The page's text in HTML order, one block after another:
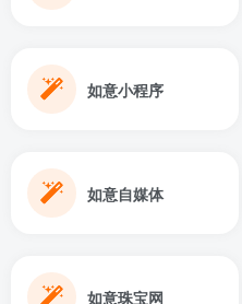
如意小程序
如意自媒体
如意珠宝网